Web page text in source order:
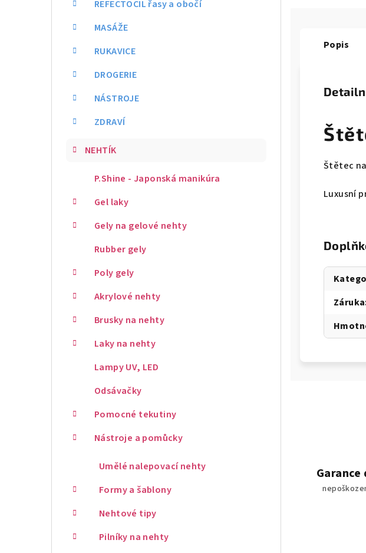
REFECTOCIL řasy a obočí
MASÁŽE
RUKAVICE
DROGERIE
NÁSTROJE
ZDRAVÍ
NEHTÍK
P.Shine - Japonská manikúra
Gel laky
Gely na gelové nehty
Rubber gely
Poly gely
Akrylové nehty
Brusky na nehty
Laky na nehty
Lampy UV, LED
Odsávačky
Pomocné tekutiny
Nástroje a pomůcky
Umělé nalepovací nehty
Formy a šablony
Nehtové tipy
Pilníky na nehty
Popis
Štětec
Luxusní
Záruka